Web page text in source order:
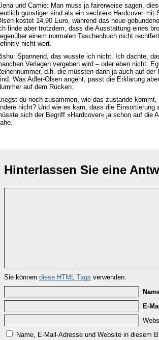
und Camie: Man muss ja fairerweise sagen,
günstiger sind als ein »echter« Hardcover
kostet 14,90 Euro, während das neue
finde aber trotzdem, dass die Ausstattung eines
einem normalen Taschenbuch nicht
nicht wert.
Spannend, das wusste ich nicht. Ich dachte,
Verlagen vergeben wird – oder eben nicht.
d.h. die müssten dann ja auch auf
Was Adler-Olsen angeht, passt die Erklärung
auf dem Rücken.
du noch zusammen, wie das zustande
nicht? Und wie es kam, dass die Einsortierung
sich der Begriff »Hardcover« ja schon auf die
Hinterlassen Sie eine
Sie können diese HTML Tags verwenden.
E-
Name, E-Mail-Adresse und Website in diesem